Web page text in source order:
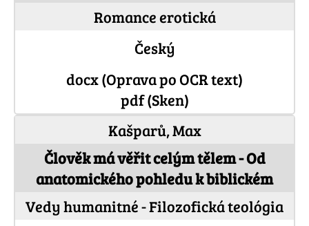
Romance erotická
Český
docx (Oprava po OCR text)
pdf (Sken)
Kašparů, Max
Člověk má věřit celým tělem - Od
anatomického pohledu k biblickém
Vedy humanitné - Filozofická teológia